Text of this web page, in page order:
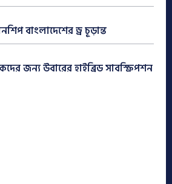
বাংলাদেশের ড্র চূড়ান্ত
জন্য উবারের হাইব্রিড সাবস্ক্রিপশন